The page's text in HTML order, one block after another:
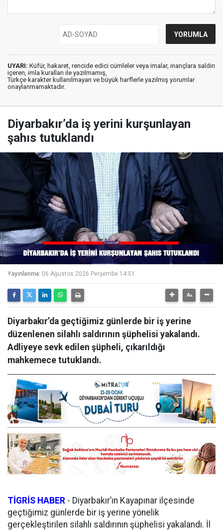
UYARI: Küfür, hakaret, rencide edici cümleler veya imalar, inançlara saldırı
içeren, imla kuralları ile yazılmamış,
Türkçe karakter kullanılmayan ve büyük harflerle yazılmış yorumlar
onaylanmamaktadır.
Diyarbakır’da iş yerini kurşunlayan
şahıs tutuklandı
Yayınlanma: 06 Ağustos 2026 Perşembe 14:51
Diyarbakır’da geçtiğimiz günlerde bir iş yerine
düzenlenen silahlı saldırının şüphelisi yakalandı.
Adliyeye sevk edilen şüpheli, çıkarıldığı
mahkemece tutuklandı.
TİGRİS HABER - Diyarbakır’ın Kayapınar ilçesinde
geçtiğimiz günlerde bir iş yerine yönelik
gerçekleştirilen silahlı saldırının şüphelisi yakalandı. İl